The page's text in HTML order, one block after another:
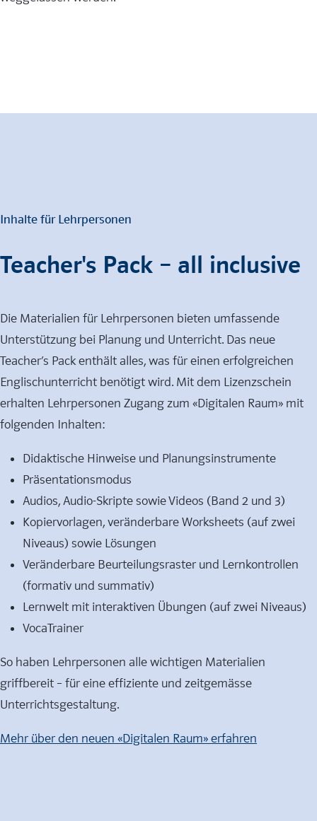
Inhalte für Lehrpersonen
Teacher's Pack – all inclusive
Die Materialien für Lehrpersonen bieten umfassende
Unterstützung bei Planung und Unterricht. Das neue
Teacher’s Pack enthält alles, was für einen erfolgreichen
Englischunterricht benötigt wird. Mit dem Lizenzschein
erhalten Lehrpersonen Zugang zum «Digitalen Raum» mit
folgenden Inhalten:
Didaktische Hinweise und Planungsinstrumente
Präsentationsmodus
Audios, Audio-Skripte sowie Videos (Band 2 und 3)
Kopiervorlagen, veränderbare Worksheets (auf zwei
Niveaus) sowie Lösungen
Veränderbare Beurteilungsraster und Lernkontrollen
(formativ und summativ)
Lernwelt mit interaktiven Übungen (auf zwei Niveaus)
VocaTrainer
So haben Lehrpersonen alle wichtigen Materialien
griffbereit – für eine effiziente und zeitgemässe
Unterrichtsgestaltung.
Mehr über den neuen «Digitalen Raum» erfahren